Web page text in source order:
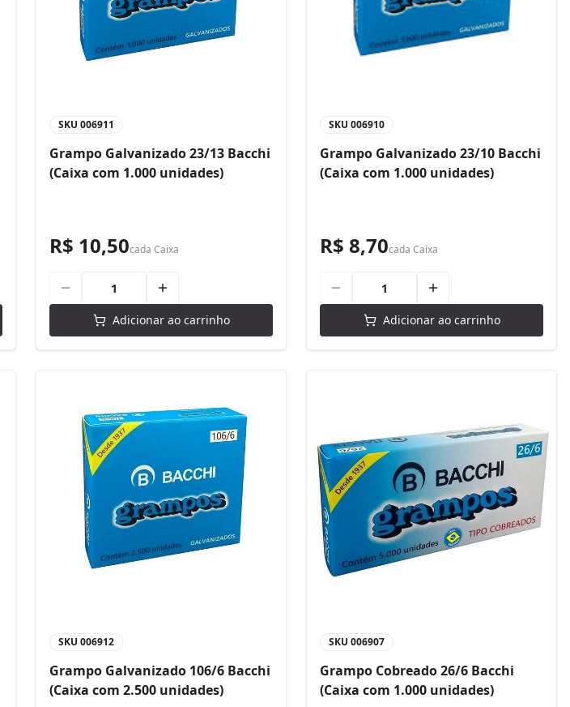
SKU 006911
Grampo Galvanizado 23/13 Bacchi
(Caixa com 1.000 unidades)
R$ 10,50cada Caixa
Adicionar ao carrinho
SKU 006910
Grampo Galvanizado 23/10 Bacchi
(Caixa com 1.000 unidades)
R$ 8,70cada Caixa
Adicionar ao carrinho
SKU 006912
Grampo Galvanizado 106/6 Bacchi
(Caixa com 2.500 unidades)
SKU 006907
Grampo Cobreado 26/6 Bacchi
(Caixa com 1.000 unidades)